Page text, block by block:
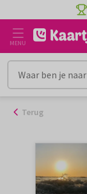
naar
inhoud
MENU
Terug